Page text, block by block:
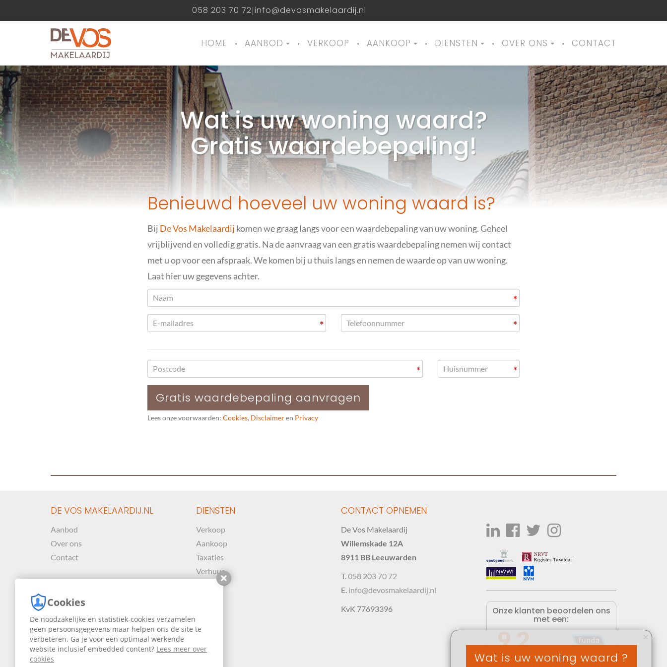
058 203 70 72|info@devosmakelaardij.nl
HOME AANBOD VERKOOP AANKOOP DIENSTEN OVER ONS CONTACT
Wat is uw woning waard?
Gratis waardebepaling!
Benieuwd hoeveel uw woning waard is?
Bij De Vos Makelaardij komen we graag langs voor een waardebepaling van uw woning. Geheel
vrijblijvend en volledig gratis. Na de aanvraag van een gratis waardebepaling nemen wij contact
met u op voor een afspraak. We komen bij u thuis langs en nemen de waarde op van uw woning.
Laat hier uw gegevens achter.
*
* *
* *
Gratis waardebepaling aanvragen
Lees onze voorwaarden: Cookies, Disclaimeren Privacy
DE VOS MAKELAARDIJ.NL
Aanbod
Over ons
Contact
DIENSTEN
Verkoop
Aankoop
Taxaties
Verhuur
CONTACT OPNEMEN
De Vos Makelaardij
Willemskade 12A
8911 BB Leeuwarden
T.058 203 70 72
E. info@devosmakelaardij.nl
KvK 77693396
Onze klanten beoordelen ons
met een:
9,2
Lees alle reviews op funda »
×
Wat is uw woning waard ?
Cookies
De noodzakelijke en statistiek-cookies verzamelen
geen persoonsgegevens maar helpen ons de site te
verbeteren. Ga je voor een optimaal werkende
website inclusief embedded content? Lees meer over
cookies
Sluiten